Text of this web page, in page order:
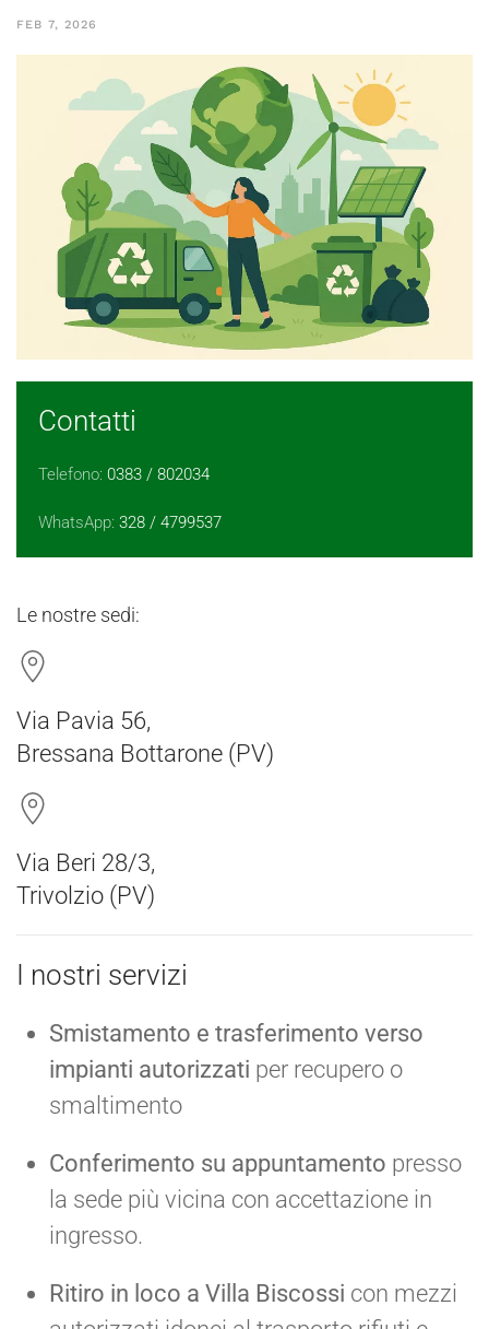
FEB 7, 2026
Contatti
Telefono: 0383 / 802034
WhatsApp: 328 / 4799537
Le nostre sedi:
Via Pavia 56,
Bressana Bottarone (PV)
Via Beri 28/3,
Trivolzio (PV)
I nostri servizi
Smistamento e trasferimento verso
impianti autorizzati per recupero o
smaltimento
Conferimento su appuntamento presso
la sede più vicina con accettazione in
ingresso.
Ritiro in loco a Villa Biscossi con mezzi